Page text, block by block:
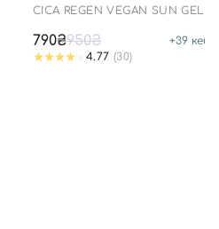
СICA REGEN VEGAN SUN GEL
790₴950₴ +39
4.77 (30)